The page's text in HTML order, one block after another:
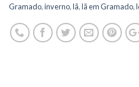
Gramado,inverno,lã,lã em Gramado,